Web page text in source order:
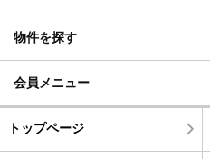
物件を探す
会員メニュー
トップページ